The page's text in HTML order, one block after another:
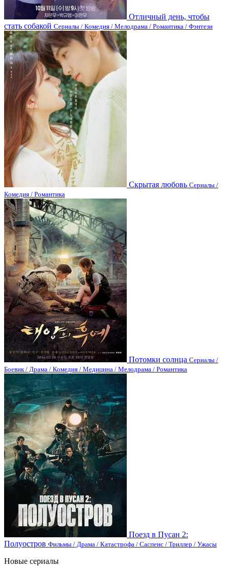
Отличный день, чтобы
стать собакой Сериалы / Комедия / Мелодрама / Романтика / Фэнтези
Скрытая любовь Сериалы /
Комедия / Романтика
Потомки солнца Сериалы /
Боевик / Драма / Комедия / Медицина / Мелодрама / Романтика
Поезд в Пусан 2:
Полуостров Фильмы / Драма / Катастрофа / Саспенс / Триллер / Ужасы
Новые сериалы